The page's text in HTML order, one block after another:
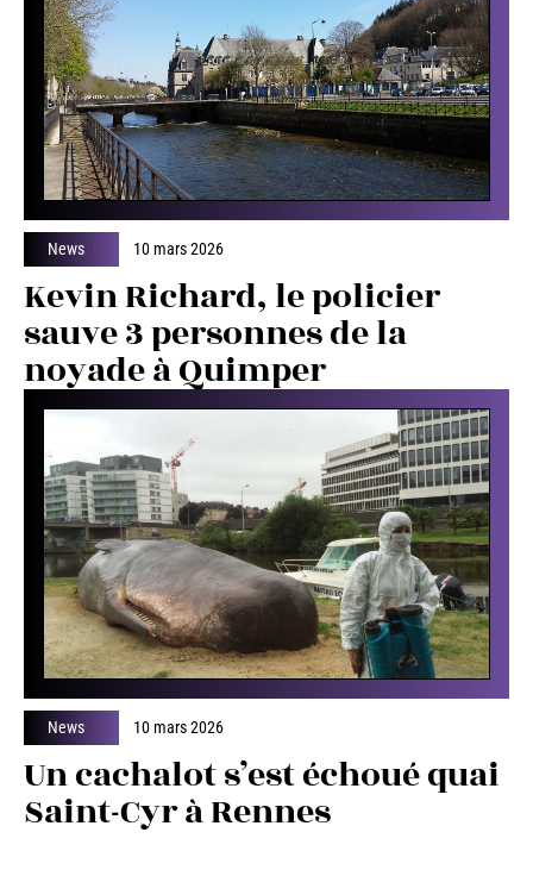
News 10 mars 2026
Kevin Richard, le policier
sauve 3 personnes de la
noyade à Quimper
News 10 mars 2026
Un cachalot s’est échoué quai
Saint-Cyr à Rennes